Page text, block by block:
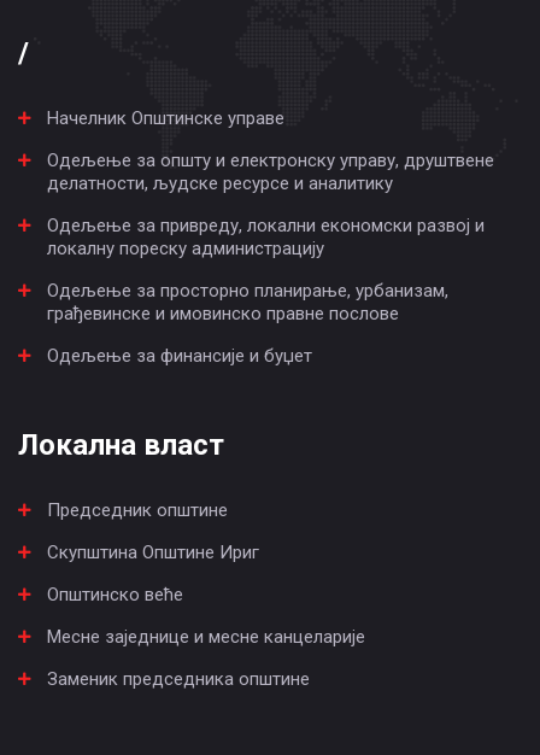
/
Начелник Општинске управе
Одељење за општу и електронску управу, друштвене
делатности, људске ресурсе и аналитику
Одељење за привреду, локални економски развој и
локалну пореску администрацију
Одељење за просторно планирање, урбанизам,
грађевинске и имовинско правне послове
Одељење за финансије и буџет
Локална власт
Председник општине
Скупштина Општине Ириг
Општинско веће
Месне заједнице и месне канцеларије
Заменик председника општине